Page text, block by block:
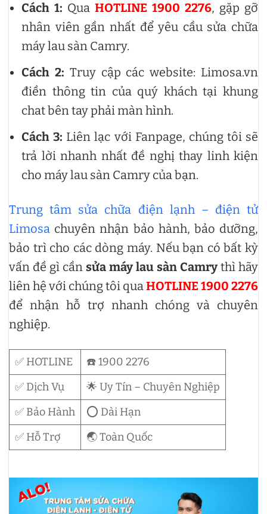
Cách 1: Qua HOTLINE 1900 2276, gặp gỡ
nhân viên gần nhất để yêu cầu sửa chữa
máy lau sàn Camry.
Cách 2: Truy cập các website: Limosa.vn
điền thông tin của quý khách tại khung
chat bên tay phải màn hình.
Cách 3: Liên lạc với Fanpage, chúng tôi sẽ
trả lời nhanh nhất đề nghị thay linh kiện
cho máy lau sàn Camry của bạn.
Trung tâm sửa chữa điện lạnh – điện tử
Limosa chuyên nhận bảo hành, bảo dưỡng,
bảo trì cho các dòng máy. Nếu bạn có bất kỳ
vấn đề gì cần sửa máy lau sàn Camrythì hãy
liên hệ với chúng tôi quaHOTLINE 1900 2276
để nhận hỗ trợ nhanh chóng và chuyên
nghiệp.
✅ HOTLINE
☎️ 1900 2276
✅ Dịch Vụ
🌟 Uy Tín – Chuyên Nghiệp
✅ Bảo Hành
⭕ Dài Hạn
✅ Hỗ Trợ
🌏 Toàn Quốc